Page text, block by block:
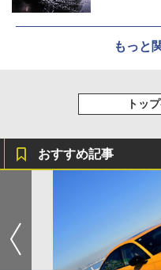
もっと
トッ
おすすめ記事